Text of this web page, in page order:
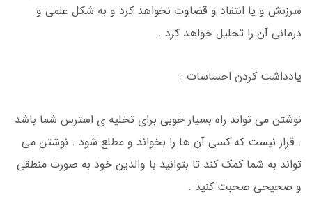
سرزنش و یا انتقاد و قضاوت نخواهد کرد و به شکل علمی و
درمانی آن را تحلیل خواهد کرد .
یادداشت کردن احساسات :
نوشتن می تواند راه بسیار خوبی برای تخلیه ی استرس شما باشد
. قرار نیست که کسی آن ها را بخواند و مطلع شود . نوشتن می
تواند به شما کمک کند تا بتوانید با والدین خود به صورت منطقی
و صحیحی صحبت کنید .